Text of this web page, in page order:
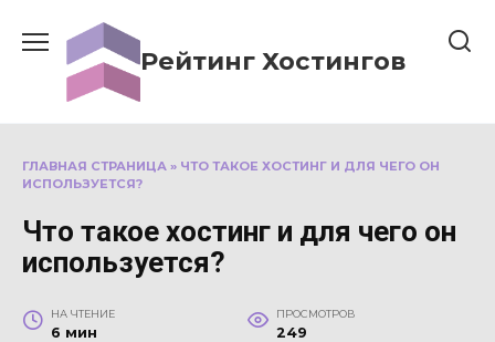
содержанию
Рейтинг Хостингов
ГЛАВНАЯ СТРАНИЦА » ЧТО ТАКОЕ ХОСТИНГ И ДЛЯ ЧЕГО ОН
ИСПОЛЬЗУЕТСЯ?
Что такое хостинг и для чего он
используется?
НА ЧТЕНИЕ
6 мин
ПРОСМОТРОВ
249